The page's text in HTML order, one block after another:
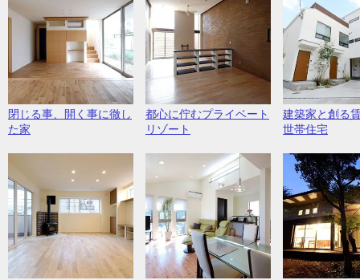
閉じる事、開く事に徹し
た家
都心に佇むプライベート
リゾート
建築家と創る
世帯住宅